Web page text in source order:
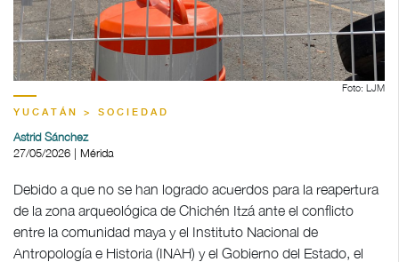
Foto: LJM
YUCATÁN > SOCIEDAD
Astrid Sánchez
27/05/2026 | Mérida
Debido a que no se han logrado acuerdos para la reapertura
de la zona arqueológica de Chichén Itzá ante el conflicto
entre la comunidad maya y el Instituto Nacional de
Antropología e Historia (INAH) y el Gobierno del Estado, el